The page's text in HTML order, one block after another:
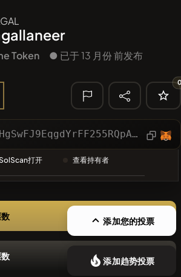
POOPSIE
#622
Heap of hay HAY
#556
🔎 最近搜索
❌没有最近
的币种
Token ● 已于 13 月份 前发布
A2ZbCHUEiHgSwFJ9EqgdYrFF255RQpAZP2xEC62fpump
打开 查看持有者
添加您的投票
添加趋势投票